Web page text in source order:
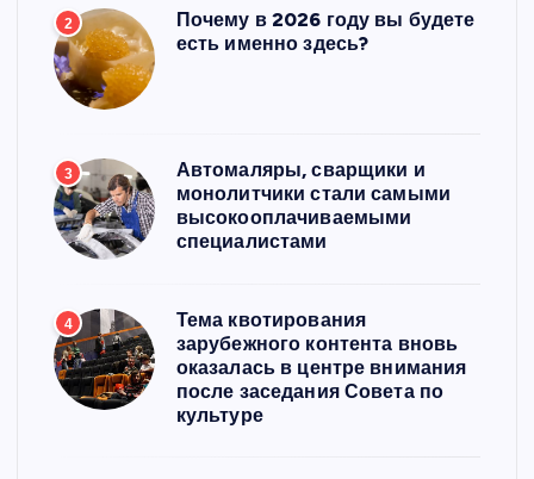
2
Почему в 2026 году вы будете
есть именно здесь?
3
Автомаляры, сварщики и
монолитчики стали самыми
высокооплачиваемыми
специалистами
4
Тема квотирования
зарубежного контента вновь
оказалась в центре внимания
после заседания Совета по
культуре